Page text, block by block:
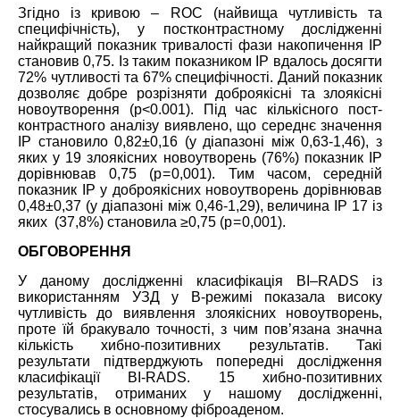
Згідно із кривою – ROC (найвища чутливість та
специфічність), у постконтрастному дослідженні
найкращий показник тривалості фази накопичення ІР
становив 0,75. Із таким показником ІР вдалось досягти
72% чутливості та 67% специфічності. Даний показник
дозволяє добре розрізняти доброякісні та злоякісні
новоутворення (p<0.001). Під час кількісного пост-
контрастного аналізу виявлено, що середнє значення
ІР становило0,82±0,16 (у діапазоні між0,63-1,46), з
яких у 19 злоякісних новоутворень (76%) показник ІР
дорівнював 0,75 (p = 0,001). Тим часом, середній
показник ІР у доброякісних новоутворень дорівнював
0,48±0,37 (у діапазоні між 0,46-1,29), величина ІР 17 із
яких (37,8%) становила ≥0,75 (p = 0,001).
ОБГОВОРЕННЯ
У даному дослідженні класифікація
BI –RADS із
використанням УЗД у В-режимі показала високу
чутливість до виявлення злоякісних новоутворень,
проте їй бракувало точності, з чим пов’язана значна
кількість хибно-позитивних результатів. Такі
результати підтверджують попередні дослідження
класифікації BI-RADS. 15 хибно-позитивних
результатів, отриманих у нашому дослідженні,
стосувались в основному фіброаденом.